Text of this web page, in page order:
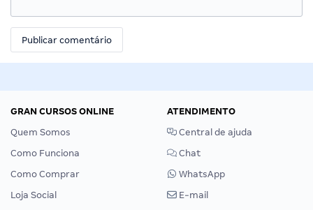
GRAN CURSOS ONLINE
Quem Somos
Como Funciona
Como Comprar
Loja Social
ATENDIMENTO
Central de ajuda
Chat
WhatsApp
E-mail